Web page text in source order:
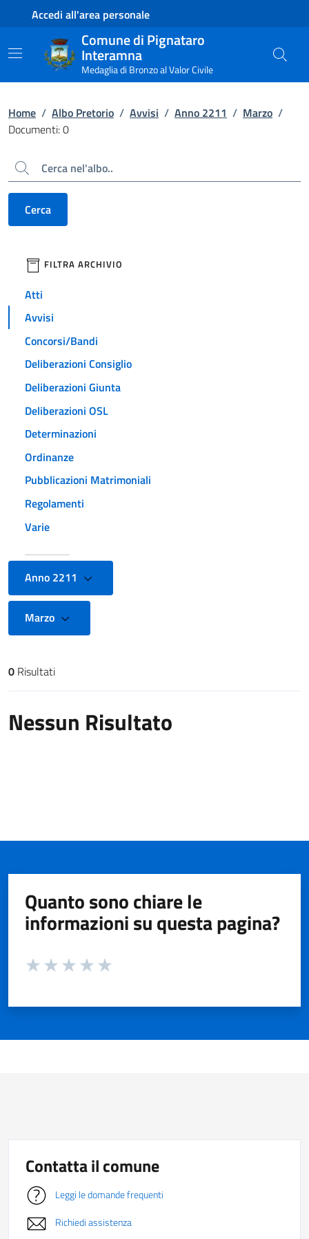
Contenuto principale
Piede di paginaAccedi all'area personale
Comune di Pignataro
Interamna
Medaglia di Bronzo al Valor Civile
Home / Albo Pretorio / Avvisi / Anno 2211 / Marzo /
Documenti: 0
Cerca
Cerca
filtri da applicare
FILTRA ARCHIVIO
Atti
Avvisi
Concorsi/Bandi
Deliberazioni Consiglio
Deliberazioni Giunta
Deliberazioni OSL
Determinazioni
Ordinanze
Pubblicazioni Matrimoniali
Regolamenti
Varie
Anno 2211
Marzo
Risultati di ricerca
0 Risultati
Nessun Risultato
Quanto sono chiare le
informazioni su questa pagina?
Valuta da 1 a 5 stelle la pagina
Contatta il comune
Leggi le domande frequenti
Richiedi assistenza